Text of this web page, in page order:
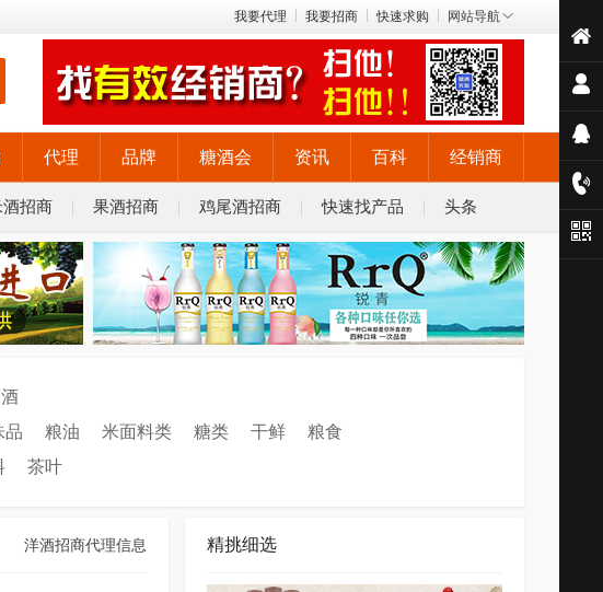
我要代理 我要招商 快速求购 网站导航
代理 品牌 糖酒会 资讯 百科 经销商
酒招商 果酒招商 鸡尾酒招商 快速找产品 头条
品 粮油 米面料类 糖类 干鲜 粮食
茶叶
洋酒招商代理信息 精挑细选